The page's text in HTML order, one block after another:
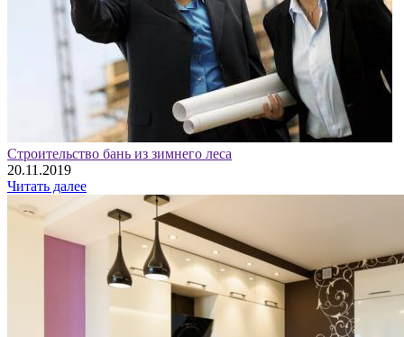
Строительство бань из зимнего леса
20.11.2019
Читать далее